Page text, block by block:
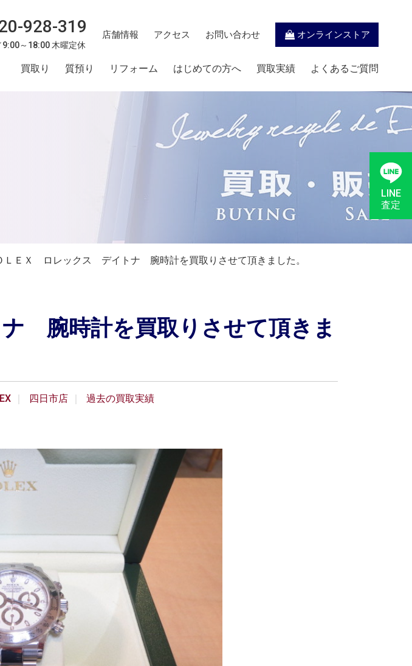
928-319
9:00～18:00 木曜定休
店舗情報 アクセス お問い合わせ オンラインストア
買取り 質預り リフォーム はじめての方へ 買取実績 よくあるご質問
LINE
査定
ＬＥＸ ロレックス デイトナ 腕時計を買取りさせて頂きました。
腕時計を買取りさせて頂きま
四日市店 過去の買取実績